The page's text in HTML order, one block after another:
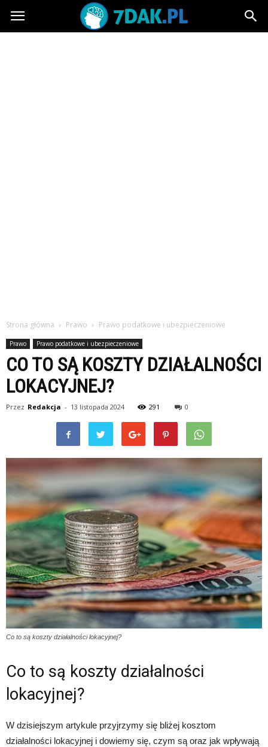
7dak.pl
Strona główna Prawo Prawo podatkowe i ubezpieczeniowe
Prawo Prawo podatkowe i ubezpieczeniowe
CO TO SĄ KOSZTY DZIAŁALNOŚCI
LOKACYJNEJ?
Przez Redakcja - 13 listopada 2024 291 0
Co to są koszty działalności lokacyjnej?
Co to są koszty działalności
lokacyjnej?
W dzisiejszym artykule przyjrzymy się bliżej kosztom
działalności lokacyjnej i dowiemy się, czym są oraz jak wpływają